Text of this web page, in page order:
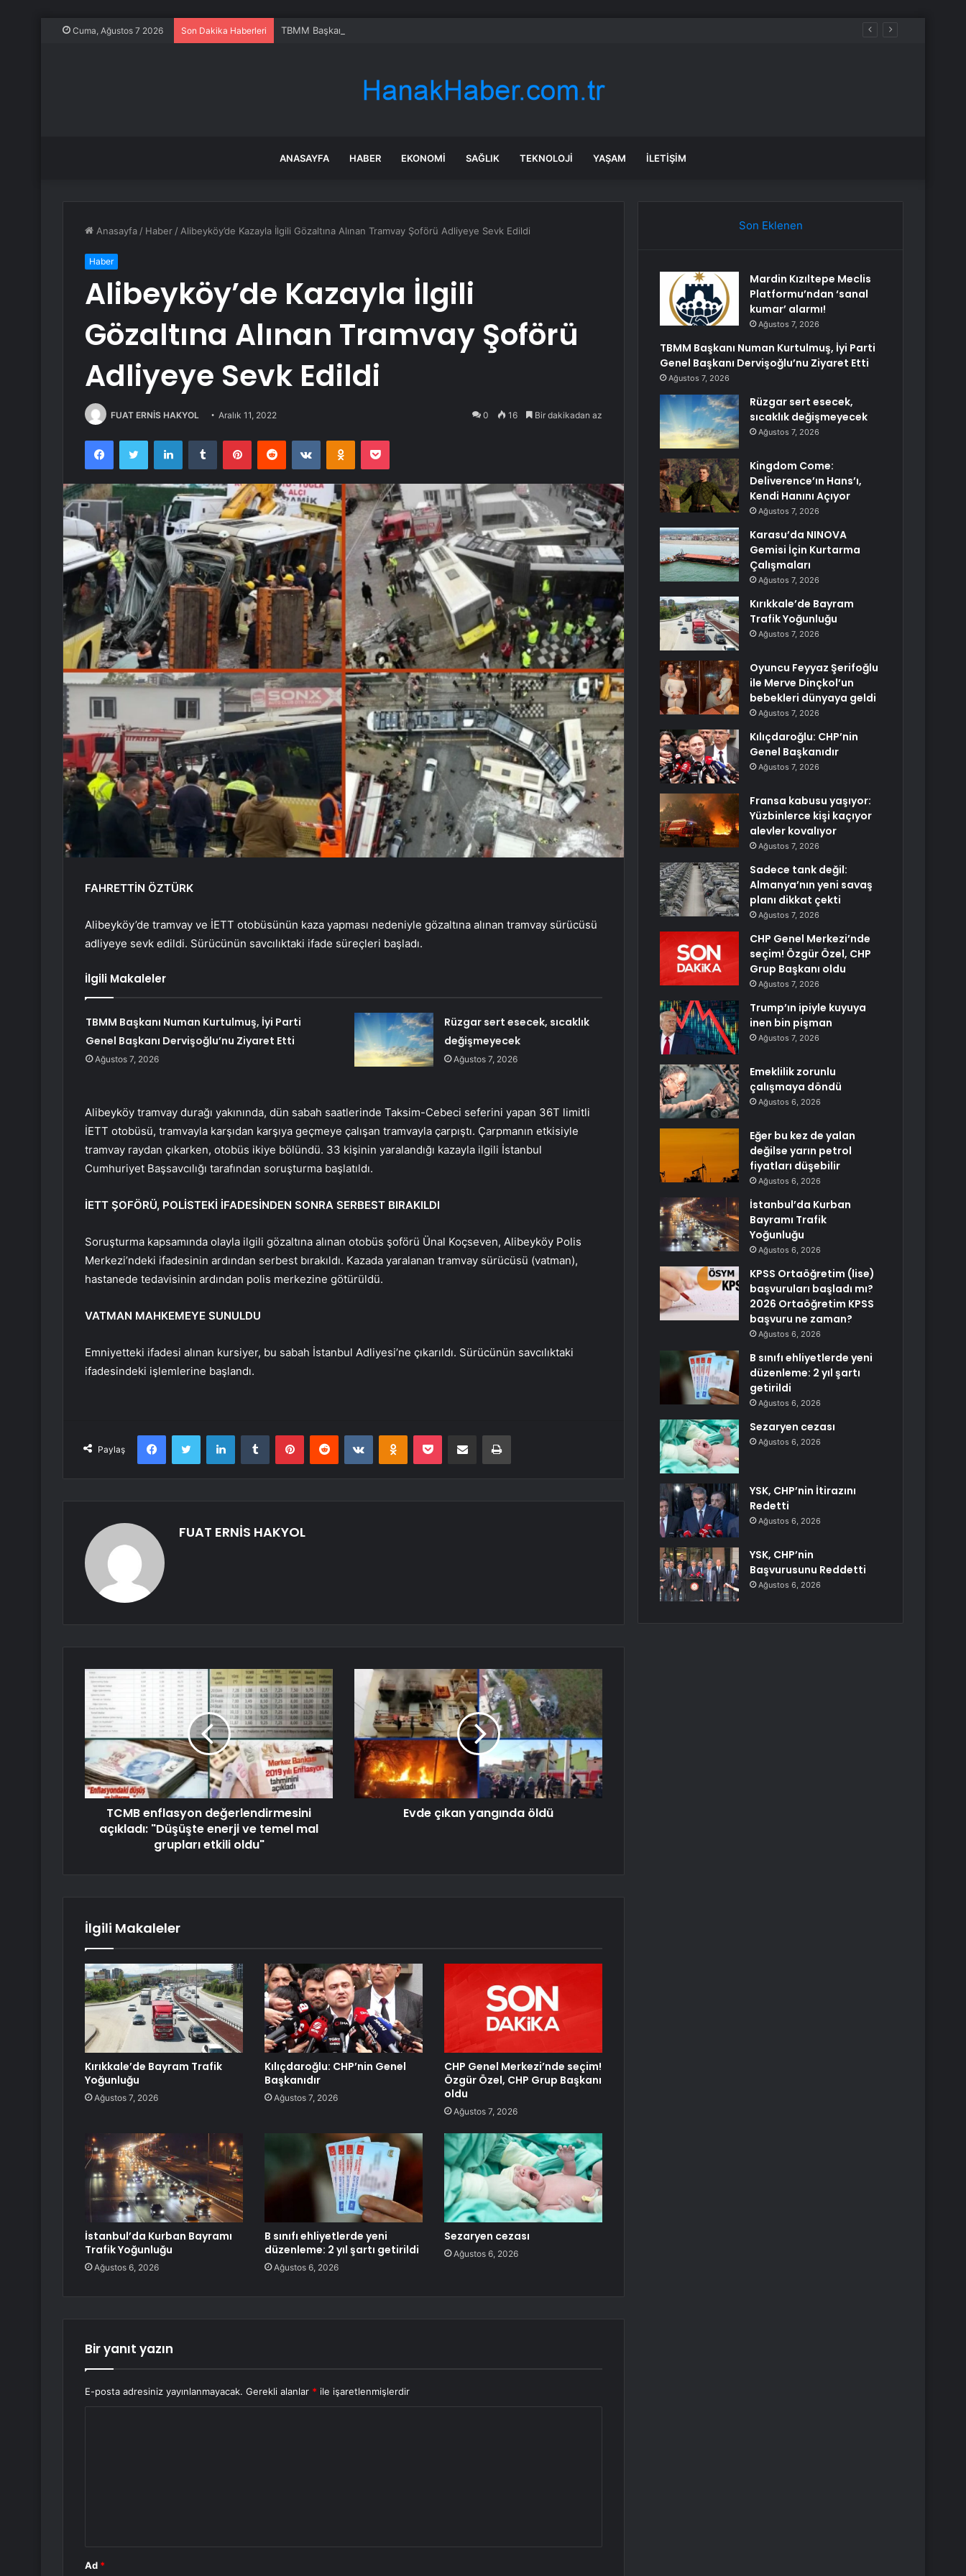
Cuma, Ağustos 7 2026 Son Dakika Haberleri TBMM Başkanı Numan Kurtulmuş, İyi Parti Genel Başkanı Dervişoğlu’nu Ziyaret Etti
ANASAYFA HABER EKONOMI SAĞLIK TEKNOLOJI YAŞAM İLETIŞIM
Anasayfa / Haber / Alibeyköy’de Kazayla İlgili Gözaltına Alınan Tramvay Şoförü Adliyeye Sevk Edildi
Haber
Alibeyköy’de Kazayla İlgili
Gözaltına Alınan Tramvay Şoförü
Adliyeye Sevk Edildi
FUAT ERNİS HAKYOL Aralık 11, 2022 0 16 Bir dakikadan az
FacebookTwitter LinkedInTumblr PinterestReddit VKontakteOdnoklassniki
Pocket
FAHRETTİN ÖZTÜRK
Alibeyköy’de tramvay ve İETT otobüsünün kaza yapması nedeniyle gözaltına alınan tramvay sürücüsü
adliyeye sevk edildi. Sürücünün savcılıktaki ifade süreçleri başladı.
İlgili Makaleler
TBMM Başkanı Numan Kurtulmuş, İyi Parti
Genel Başkanı Dervişoğlu’nu Ziyaret Etti
Ağustos 7, 2026
Rüzgar sert esecek, sıcaklık
değişmeyecek
Ağustos 7, 2026
Alibeyköy tramvay durağı yakınında, dün sabah saatlerinde Taksim-Cebeci seferini yapan 36T limitli
İETT otobüsü, tramvayla karşıdan karşıya geçmeye çalışan tramvayla çarpıştı. Çarpmanın etkisiyle
tramvay raydan çıkarken, otobüs ikiye bölündü. 33 kişinin yaralandığı kazayla ilgili İstanbul
Cumhuriyet Başsavcılığı tarafından soruşturma başlatıldı.
İETT ŞOFÖRÜ, POLİSTEKİ İFADESİNDEN SONRA SERBEST BIRAKILDI
Soruşturma kapsamında olayla ilgili gözaltına alınan otobüs şoförü Ünal Koçseven, Alibeyköy Polis
Merkezi’ndeki ifadesinin ardından serbest bırakıldı. Kazada yaralanan tramvay sürücüsü (vatman),
hastanede tedavisinin ardından polis merkezine götürüldü.
VATMAN MAHKEMEYE SUNULDU
Emniyetteki ifadesi alınan kursiyer, bu sabah İstanbul Adliyesi’ne çıkarıldı. Sürücünün savcılıktaki
ifadesindeki işlemlerine başlandı.
Paylaş
FacebookTwitter LinkedInTumblr PinterestReddit VKontakteOdnoklassniki
Pocket E-Posta ile paylaş Yazdır
FUAT ERNİS HAKYOL
TCMB enflasyon değerlendirmesini
açıkladı: "Düşüşte enerji ve temel mal
grupları etkili oldu"
Evde çıkan yangında öldü
İlgili Makaleler
Kırıkkale’de Bayram Trafik
Yoğunluğu
Ağustos 7, 2026
Kılıçdaroğlu: CHP’nin Genel
Başkanıdır
Ağustos 7, 2026
CHP Genel Merkezi’nde seçim!
Özgür Özel, CHP Grup Başkanı
oldu
Ağustos 7, 2026
İstanbul’da Kurban Bayramı
Trafik Yoğunluğu
Ağustos 6, 2026
B sınıfı ehliyetlerde yeni
düzenleme: 2 yıl şartı getirildi
Ağustos 6, 2026
Sezaryen cezası
Ağustos 6, 2026
Bir yanıt yazın
E-posta adresiniz yayınlanmayacak. Gerekli alanlar * ile işaretlenmişlerdir
Ad *
Son Eklenen
Mardin Kızıltepe Meclis
Platformu’ndan ‘sanal
kumar’ alarmı!
Ağustos 7, 2026
TBMM Başkanı Numan Kurtulmuş, İyi Parti
Genel Başkanı Dervişoğlu’nu Ziyaret Etti
Ağustos 7, 2026
Rüzgar sert esecek,
sıcaklık değişmeyecek
Ağustos 7, 2026
Kingdom Come:
Deliverence’ın Hans’ı,
Kendi Hanını Açıyor
Ağustos 7, 2026
Karasu’da NINOVA
Gemisi İçin Kurtarma
Çalışmaları
Ağustos 7, 2026
Kırıkkale’de Bayram
Trafik Yoğunluğu
Ağustos 7, 2026
Oyuncu Feyyaz Şerifoğlu
ile Merve Dinçkol’un
bebekleri dünyaya geldi
Ağustos 7, 2026
Kılıçdaroğlu: CHP’nin
Genel Başkanıdır
Ağustos 7, 2026
Fransa kabusu yaşıyor:
Yüzbinlerce kişi kaçıyor
alevler kovalıyor
Ağustos 7, 2026
Sadece tank değil:
Almanya’nın yeni savaş
planı dikkat çekti
Ağustos 7, 2026
CHP Genel Merkezi’nde
seçim! Özgür Özel, CHP
Grup Başkanı oldu
Ağustos 7, 2026
Trump’ın ipiyle kuyuya
inen bin pişman
Ağustos 7, 2026
Emeklilik zorunlu
çalışmaya döndü
Ağustos 6, 2026
Eğer bu kez de yalan
değilse yarın petrol
fiyatları düşebilir
Ağustos 6, 2026
İstanbul’da Kurban
Bayramı Trafik
Yoğunluğu
Ağustos 6, 2026
KPSS Ortaöğretim (lise)
başvuruları başladı mı?
2026 Ortaöğretim KPSS
başvuru ne zaman?
Ağustos 6, 2026
B sınıfı ehliyetlerde yeni
düzenleme: 2 yıl şartı
getirildi
Ağustos 6, 2026
Sezaryen cezası
Ağustos 6, 2026
YSK, CHP’nin İtirazını
Redetti
Ağustos 6, 2026
YSK, CHP’nin
Başvurusunu Reddetti
Ağustos 6, 2026